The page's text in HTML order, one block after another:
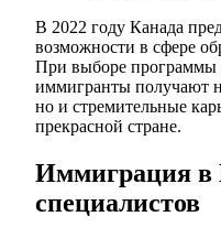
В 2022 году Канада
возможности в сфере
При выборе программы
иммигранты получают
но и стремительные
прекрасной стране.
Иммиграция в
специалистов